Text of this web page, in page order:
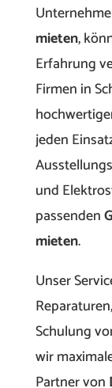
mieten,
Erfahrung
Firmen in
jeden
und
passenden
mieten.
Unser
Schulung
wir
Partner von